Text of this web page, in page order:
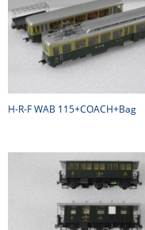
H-R-F WAB 115+COACH+Bag